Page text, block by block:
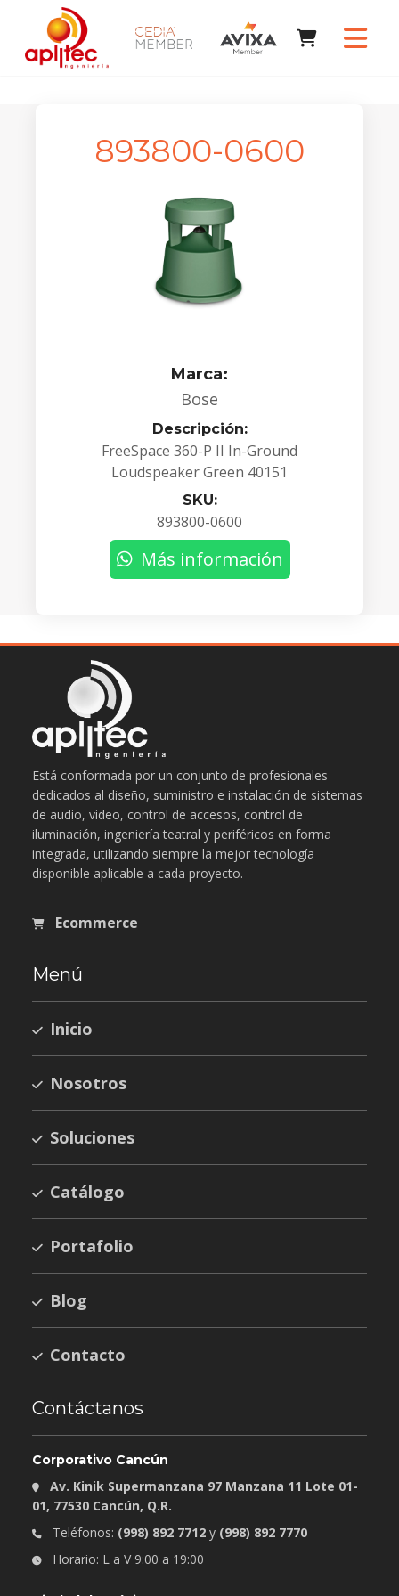
893800-0600
Marca:
Bose
Descripción:
FreeSpace 360-P II In-Ground
Loudspeaker Green 40151
SKU:
893800-0600
Más información
Está conformada por un conjunto de profesionales
dedicados al diseño, suministro e instalación de sistemas
de audio, video, control de accesos, control de
iluminación, ingeniería teatral y periféricos en forma
integrada, utilizando siempre la mejor tecnología
disponible aplicable a cada proyecto.
Ecommerce
Menú
Inicio
Nosotros
Soluciones
Catálogo
Portafolio
Blog
Contacto
Contáctanos
Corporativo Cancún
Av. Kinik Supermanzana 97 Manzana 11 Lote 01-
01, 77530 Cancún, Q.R.
Teléfonos: (998) 892 7712 y (998) 892 7770
Horario: L a V 9:00 a 19:00